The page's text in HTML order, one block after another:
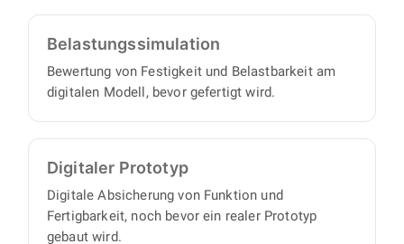
Belastungs­simulation
Bewertung von Festigkeit und Belastbarkeit am
digitalen Modell, bevor gefertigt wird.
Digitaler Prototyp
Digitale Absicherung von Funktion und
Fertigbarkeit, noch bevor ein realer Prototyp
gebaut wird.